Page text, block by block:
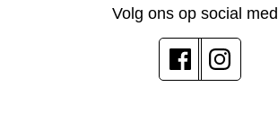
Volg ons op social